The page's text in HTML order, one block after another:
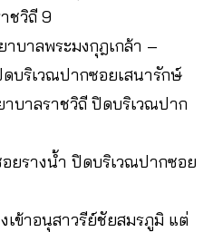
ชวิถี 9
บาลพระมงกุฎเกล้า –
บริเวณปากซอยเสนารักษ์
บาลราชวิถี ปิดบริเวณปาก
รางน้ำ ปิดบริเวณปากซอย
ข้าอนุสาวรีย์ชัยสมรภูมิ แต่